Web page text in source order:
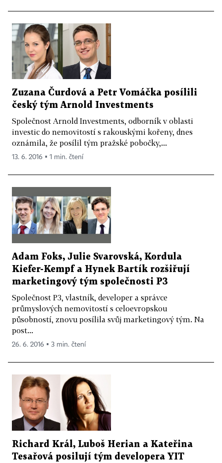
Zuzana Čurdová a Petr Vomáčka posílili
český tým Arnold Investments
Společnost Arnold Investments, odborník v oblasti
investic do nemovitostí s rakouskými kořeny, dnes
oznámila, že posílil tým pražské pobočky,...
13. 6. 2016 ▪ 1 min. čtení
Adam Foks, Julie Svarovská, Kordula
Kiefer-Kempf a Hynek Bartík rozšiřují
marketingový tým společnosti P3
Společnost P3, vlastník, developer a správce
průmyslových nemovitostí s celoevropskou
působností, znovu posílila svůj marketingový tým. Na
post...
26. 6. 2016 ▪ 3 min. čtení
Richard Král, Luboš Herian a Kateřina
Tesařová posilují tým developera YIT